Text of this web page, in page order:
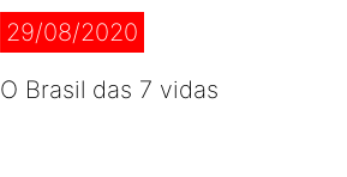
29/08/2020
O Brasil das 7 vidas